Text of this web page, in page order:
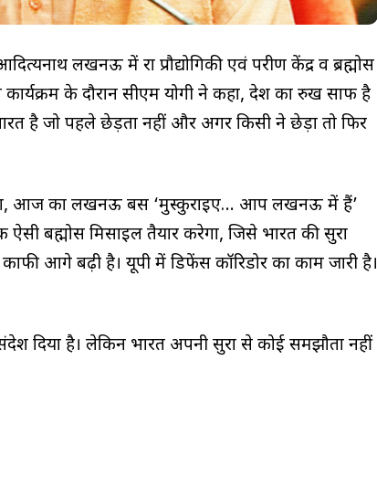
लखनऊ में रक्षा प्रौद्योगिकी एवं परीक्षण केंद्र व ब्रह्मोस
कार्यक्रम के दौरान सीएम योगी ने कहा, देश का रुख साफ है
है जो पहले छेड़ता नहीं और अगर किसी ने छेड़ा तो फिर
आज का लखनऊ बस ‘मुस्कुराइए… आप लखनऊ में हैं’
मिसाइल तैयार करेगा, जिसे भारत की सुरक्षा
काफी आगे बढ़ी है। यूपी में डिफेंस कॉरिडोर का काम जारी है।
दिया है। लेकिन भारत अपनी सुरक्षा से कोई समझौता नहीं